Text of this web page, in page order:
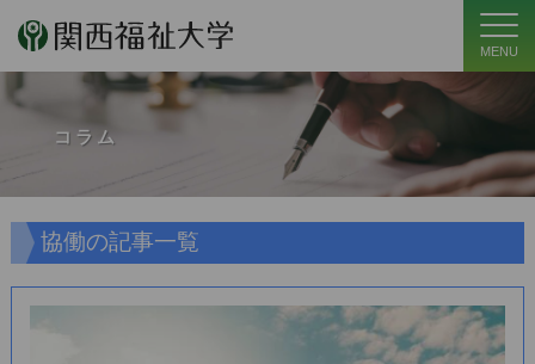
MENU
コラム
協働の記事一覧